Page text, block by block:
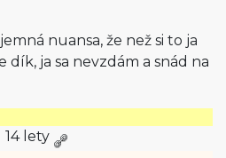
nuansa, že než si to ja
ja sa nevzdám a snád na
lety